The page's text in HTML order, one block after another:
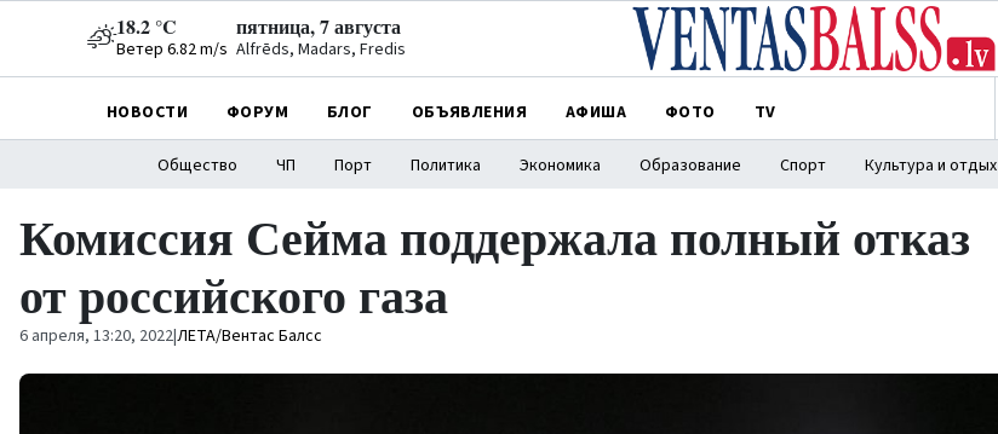
18.2 °C
Ветер 6.82 m/s
пятница, 7 августа
Alfrēds, Madars, Fredis
НОВОСТИ ФОРУМ БЛОГ ОБЪЯВЛЕНИЯ АФИША ФОТО TV
Общество ЧП Порт Политика Экономика Образование Спорт Культура и отдых
Комиссия Сейма поддержала полный отказ
от российского газа
6 апреля, 13:20, 2022|ЛЕТА/Вентас Балсс